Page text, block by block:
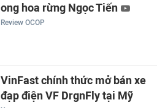
ong hoa rừng Ngọc Tiến
Review OCOP
VinFast chính thức mở bán xe
đạp điện VF DrgnFly tại Mỹ